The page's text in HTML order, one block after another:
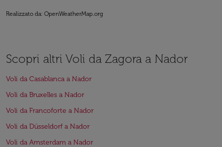
Realizzato da: OpenWeatherMap.org
Scopri altri Voli da Zagora a Nador
Voli da Casablanca a Nador
Voli da Bruxelles a Nador
Voli da Francoforte a Nador
Voli da Düsseldorf a Nador
Voli da Amsterdam a Nador